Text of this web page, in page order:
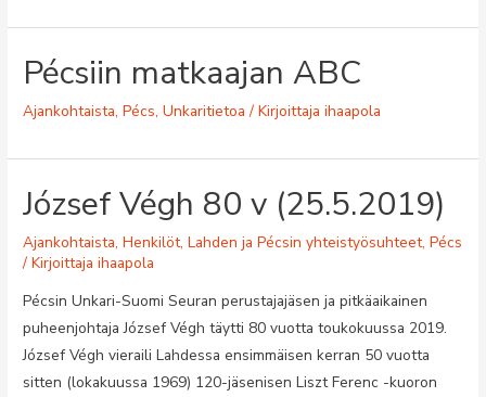
Pécsiin matkaajan ABC
Ajankohtaista,Pécs,Unkaritietoa / Kirjoittajaihaapola
József Végh 80 v (25.5.2019)
Ajankohtaista,Henkilöt,Lahden ja Pécsin yhteistyösuhteet,Pécs
/ Kirjoittajaihaapola
Pécsin Unkari-Suomi Seuran perustajajäsen ja pitkäaikainen
puheenjohtaja József Végh täytti 80 vuotta toukokuussa 2019.
József Végh vieraili Lahdessa ensimmäisen kerran 50 vuotta
sitten (lokakuussa 1969) 120-jäsenisen Liszt Ferenc -kuoron